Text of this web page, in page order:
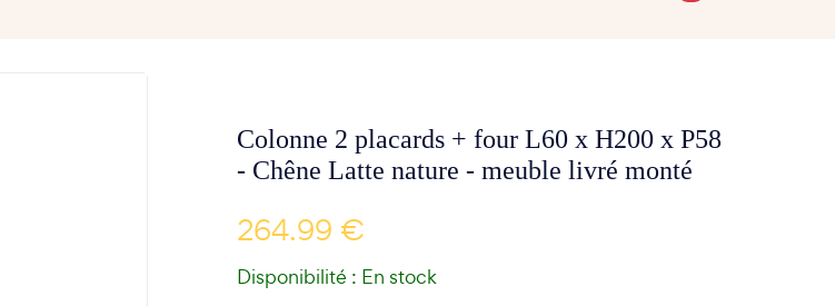
Colonne 2 placards + four L60 x H200 x P58
- Chêne Latte nature - meuble livré monté
264.99 €
Disponibilité : En stock